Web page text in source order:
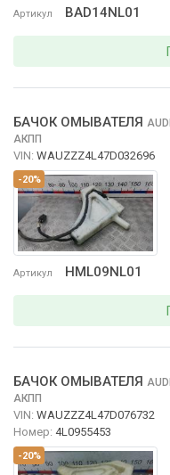
Артикул BAD14NL01
-20%
Артикул HML09NL01
БАЧОК ОМЫВАТЕЛЯ
АКПП
VIN: WAUZZZ4L47D032696
-20%
БАЧОК ОМЫВАТЕЛЯ
АКПП
VIN: WAUZZZ4L47D076732
Номер: 4L0955453